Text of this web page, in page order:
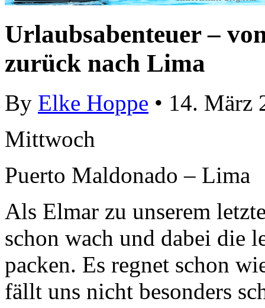
Urlaubsabenteuer –
zurück nach Lima
By Elke Hoppe • 14. März
Mittwoch
Puerto Maldonado – Lima
Als Elmar zu unserem
schon wach und dabei die
packen. Es regnet schon
fällt uns nicht besonders